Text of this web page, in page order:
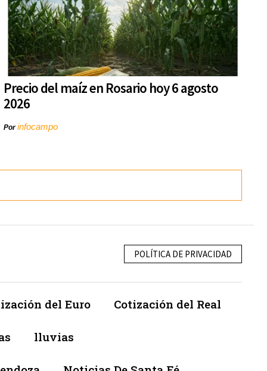
Precio del maíz en Rosario hoy 6 agosto
2026
Porinfocampo
POLÍTICA DE PRIVACIDAD
del Euro Cotización del Real
lluvias